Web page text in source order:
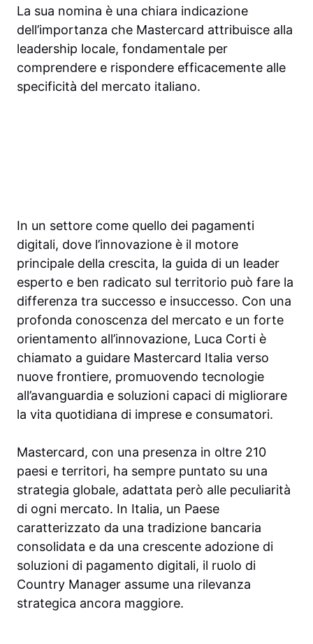
La sua nomina è una chiara indicazione
dell’importanza che Mastercard attribuisce alla
leadership locale, fondamentale per
comprendere e rispondere efficacemente alle
specificità del mercato italiano.
In un settore come quello dei pagamenti
digitali, dove l’innovazione è il motore
principale della crescita, la guida di un leader
esperto e ben radicato sul territorio può fare la
differenza tra successo e insuccesso. Con una
profonda conoscenza del mercato e un forte
orientamento all’innovazione, Luca Corti è
chiamato a guidare Mastercard Italia verso
nuove frontiere, promuovendo tecnologie
all’avanguardia e soluzioni capaci di migliorare
la vita quotidiana di imprese e consumatori.
Mastercard, con una presenza in oltre 210
paesi e territori, ha sempre puntato su una
strategia globale, adattata però alle peculiarità
di ogni mercato. In Italia, un Paese
caratterizzato da una tradizione bancaria
consolidata e da una crescente adozione di
soluzioni di pagamento digitali, il ruolo di
Country Manager assume una rilevanza
strategica ancora maggiore.